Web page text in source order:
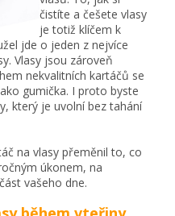
čistíte a češete vlasy
je totiž klíčem k
jde o jeden z nejvíce
Vlasy jsou zároveň
nekvalitních kartáčů se
gumička. I proto byste
který je uvolní bez tahání
na vlasy přeměnil to, co
úkonem, na
vašeho dne.